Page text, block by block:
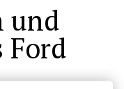
und
Ford